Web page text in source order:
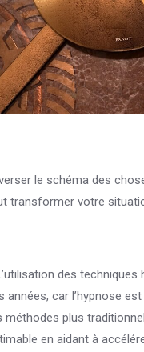
le schéma des
transformer votre
des techniques
car l’hypnose
plus
en aidant à